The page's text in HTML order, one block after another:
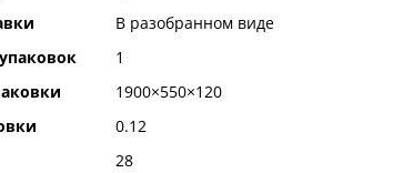
В разобранном виде
1
1900×550×120
0.12
28